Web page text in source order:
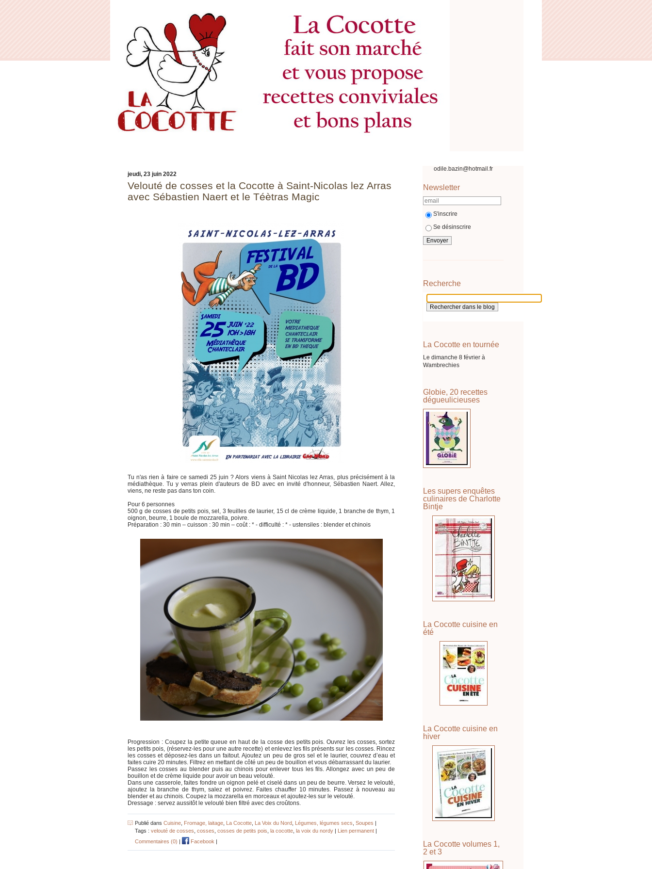
odile.bazin@hotmail.fr
Newsletter
S'inscrire
Se désinscrire
Recherche
La Cocotte en tournée
Le dimanche 8 février à
Wambrechies
Globie, 20 recettes
dégueulicieuses
Les supers enquêtes
culinaires de Charlotte
Bintje
La Cocotte cuisine en
été
La Cocotte cuisine en
hiver
La Cocotte volumes 1,
2 et 3
jeudi, 23 juin 2022
Velouté de cosses et la Cocotte à Saint-Nicolas lez Arras
avec Sébastien Naert et le Téètras Magic
Tu n'as rien à faire ce samedi 25 juin ? Alors viens à Saint Nicolas lez Arras, plus précisément à la
médiathèque. Tu y verras plein d'auteurs de BD avec en invité d'honneur, Sébastien Naert. Allez,
viens, ne reste pas dans ton coin.
Pour 6 personnes
500 g de cosses de petits pois, sel, 3 feuilles de laurier, 15 cl de crème liquide, 1 branche de thym, 1
oignon, beurre, 1 boule de mozzarella, poivre.
Préparation : 30 min – cuisson : 30 min – coût : * - difficulté : * - ustensiles : blender et chinois
Progression : Coupez la petite queue en haut de la cosse des petits pois. Ouvrez les cosses, sortez
les petits pois, (réservez-les pour une autre recette) et enlevez les fils présents sur les cosses. Rincez
les cosses et déposez-les dans un faitout. Ajoutez un peu de gros sel et le laurier, couvrez d’eau et
faites cuire 20 minutes. Filtrez en mettant de côté un peu de bouillon et vous débarrassant du laurier.
Passez les cosses au blender puis au chinois pour enlever tous les fils. Allongez avec un peu de
bouillon et de crème liquide pour avoir un beau velouté.
Dans une casserole, faites fondre un oignon pelé et ciselé dans un peu de beurre. Versez le velouté,
ajoutez la branche de thym, salez et poivrez. Faites chauffer 10 minutes. Passez à nouveau au
blender et au chinois. Coupez la mozzarella en morceaux et ajoutez-les sur le velouté.
Dressage : servez aussitôt le velouté bien filtré avec des croûtons.
Publié dans Cuisine Fromage, laitage La Cocotte La Voix du Nord Légumes, légumes secs Soupes |
Tags : velouté de cosses cosses cosses de petits pois la cocotte la voix du nordy | Lien permanent |
Commentaires (0) | Facebook |